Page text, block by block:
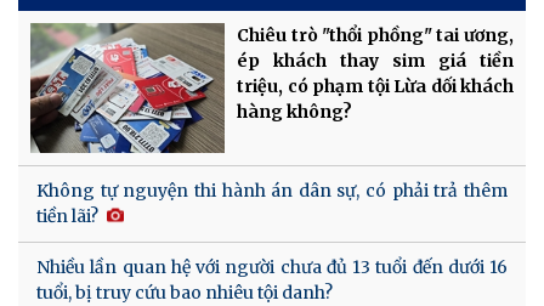
Chiêu trò "thổi phồng" tai ương,
ép khách thay sim giá tiền
triệu, có phạm tội Lừa dối khách
hàng không?
Không tự nguyện thi hành án dân sự, có phải trả thêm
tiền lãi?
Nhiều lần quan hệ với người chưa đủ 13 tuổi đến dưới 16
tuổi, bị truy cứu bao nhiêu tội danh?